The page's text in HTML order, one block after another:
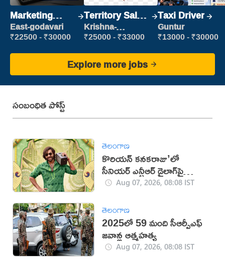
Marketing
Executive
East-godavari
₹22500 - ₹30000
Territory Sales
Manager
Krishna-
vijayawada
₹25000 - ₹33000
Taxi Driver
Guntur
₹13000 - ₹30000
Explore more jobs
సంబంధిత పోస్ట్
తెలంగాణ
కొరియన్ కనకరాజు’లో
సీనియర్ ఎన్టీఆర్ డైలాగ్‌పై
వివాదం!
Aug 07, 2026, 08:08 IST
తెలంగాణ
2025లో 59 మంది సీఆర్పీఎఫ్
జ‌వాన్ల ఆత్మ‌హ‌త్య
Aug 07, 2026, 08:08 IST